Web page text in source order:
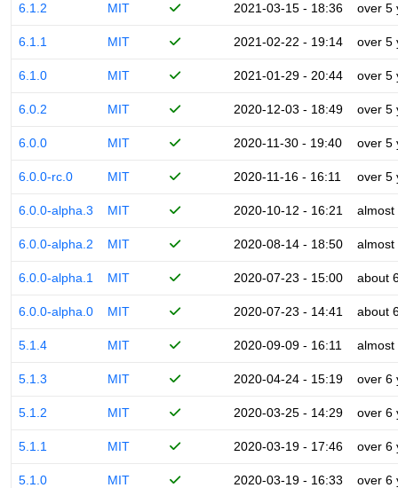
6.1.2 MIT 2021-03-15 - 18:36 over 5
6.1.1 MIT 2021-02-22 - 19:14 over 5
6.1.0 MIT 2021-01-29 - 20:44 over 5
6.0.2 MIT 2020-12-03 - 18:49 over 5
6.0.0 MIT 2020-11-30 - 19:40 over 5
6.0.0-rc.0 MIT 2020-11-16 - 16:11 over 5
6.0.0-alpha.3 MIT 2020-10-12 - 16:21 almost
6.0.0-alpha.2 MIT 2020-08-14 - 18:50 almost
6.0.0-alpha.1 MIT 2020-07-23 - 15:00 about
6.0.0-alpha.0 MIT 2020-07-23 - 14:41 about
5.1.4 MIT 2020-09-09 - 16:11 almost
5.1.3 MIT 2020-04-24 - 15:19 over 6
5.1.2 MIT 2020-03-25 - 14:29 over 6
5.1.1 MIT 2020-03-19 - 17:46 over 6
5.1.0 MIT 2020-03-19 - 16:33 over 6